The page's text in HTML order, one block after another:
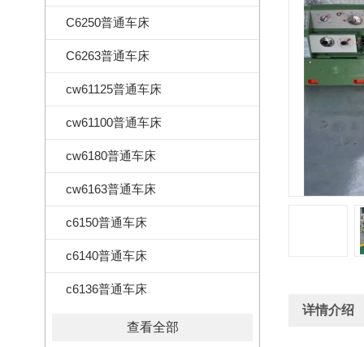
C6250普通车床
C6263普通车床
cw61125普通车床
cw61100普通车床
cw6180普通车床
cw6163普通车床
c6150普通车床
c6140普通车床
c6136普通车床
查看全部
详情介绍